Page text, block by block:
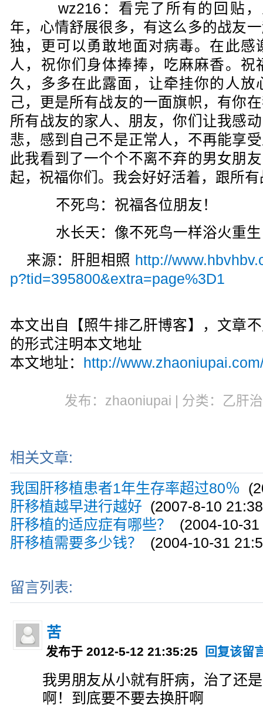
wz216：看完了所有的回贴，
年，心情舒展很多，有这么多的战友
独，更可以勇敢地面对病毒。在此感
人，祝你们身体捧捧，吃麻麻香。
久，多多在此露面，让牵挂你的人放
己，更是所有战友的一面旗帜，有你
所有战友的家人、朋友，你们让我感
悲，感到自己不是正常人，不再能享
此我看到了一个个不离不弃的男女朋
起，祝福你们。我会好好活着，跟所
不死鸟：祝福各位朋友！
水长天：像不死鸟一样浴火重生
来源：肝胆相照 http://
p?tid=395800&extra=page%3D1
本文出自【照牛排乙肝博客】，文章
的形式注明本文地址
本文地址：
http://
发布：zhaoniupai | 分类：乙肝
相关文章:
我国肝移植患者1年生存率超过80％
肝移植越早进行越好 (2007-8-10
肝移植的适应症有哪些？
(2004-10-
肝移植需要多少钱？
(2004-10-31
留言列表:
苦
发布于 2012-5-12 21:35:25 回复该留
我男朋友从小就有肝病，治了还
啊！到底要不要去换肝啊